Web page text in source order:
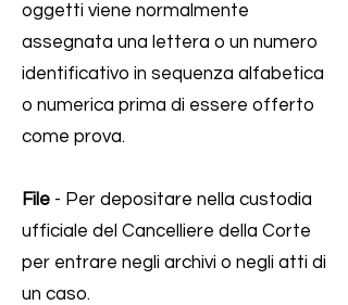
oggetti viene normalmente
assegnata una lettera o un numero
identificativo in sequenza alfabetica
o numerica prima di essere offerto
come prova.
File - Per depositare nella custodia
ufficiale del Cancelliere della Corte
per entrare negli archivi o negli atti di
un caso.